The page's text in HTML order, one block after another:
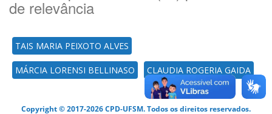
de relevância
TAIS MARIA PEIXOTO ALVES
MÁRCIA LORENSI BELLINASO CLAUDIA ROGERIA GAIDA
Copyright © 2017-2026 CPD-UFSM. Todos os direitos reservados.